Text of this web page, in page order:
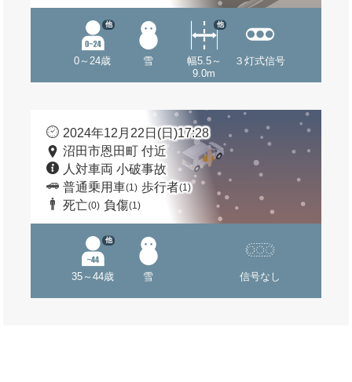
0～24歳
他
雪
幅5.5～
9.0m
他
３灯式信号
2024年12月22日(日)17:28
沼田市恩田町 付近
人対車両 小破事故
普通乗用車(1) 歩行者(1)
死亡(0) 負傷(1)
35～44歳
他
雪 信号なし